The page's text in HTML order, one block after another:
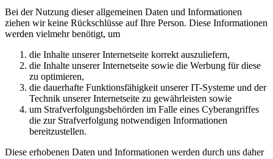
Bei der Nutzung dieser allgemeinen Daten und Informationen
ziehen wir keine Rückschlüsse auf Ihre Person. Diese Informationen
werden vielmehr benötigt, um
die Inhalte unserer Internetseite korrekt auszuliefern,
die Inhalte unserer Internetseite sowie die Werbung für diese
zu optimieren,
die dauerhafte Funktionsfähigkeit unserer IT-Systeme und der
Technik unserer Internetseite zu gewährleisten sowie
um Strafverfolgungsbehörden im Falle eines Cyberangriffes
die zur Strafverfolgung notwendigen Informationen
bereitzustellen.
Diese erhobenen Daten und Informationen werden durch uns daher